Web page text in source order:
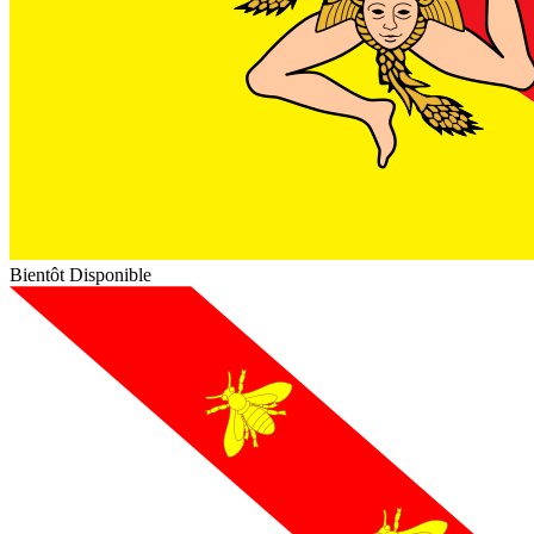
Bientôt Disponible